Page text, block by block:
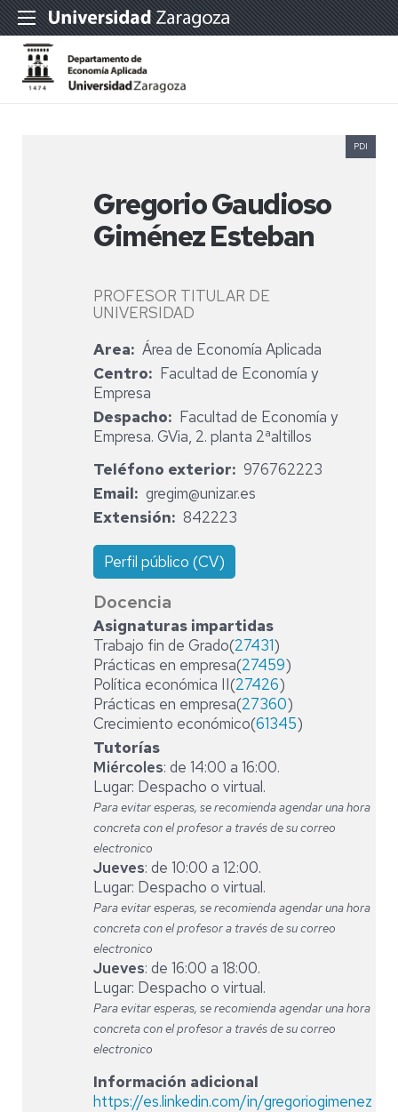
Gregorio Gaudioso
Giménez Esteban
PROFESOR TITULAR DE
UNIVERSIDAD
PDI
Area
Área de Economía Aplicada
Centro
Facultad de Economía y
Empresa
Despacho
Facultad de Economía y
Empresa. GVia, 2. planta 2ªaltillos
Teléfono exterior
976762223
Email
gregim@unizar.es
Extensión
842223
Perfil público (CV)
Docencia
Asignaturas impartidas
Trabajo fin de Grado(27431)
Prácticas en empresa(27459)
Política económica II(27426)
Prácticas en empresa(27360)
Crecimiento económico(61345)
Tutorías
Miércoles: de 14:00 a 16:00.
Lugar: Despacho o virtual.
Para evitar esperas, se recomienda agendar una hora
concreta con el profesor a través de su correo
electronico
Jueves: de 10:00 a 12:00.
Lugar: Despacho o virtual.
Para evitar esperas, se recomienda agendar una hora
concreta con el profesor a través de su correo
electronico
Jueves: de 16:00 a 18:00.
Lugar: Despacho o virtual.
Para evitar esperas, se recomienda agendar una hora
concreta con el profesor a través de su correo
electronico
Información adicional
https://es.linkedin.com/in/gregoriogimenez